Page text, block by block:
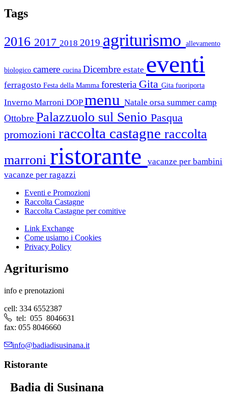
Tags
2016 2017 2018 2019 agriturismo allevamento
biologico camere cucina Dicembre estate eventi
ferragosto Festa della Mamma foresteria Gita Gita fuoriporta
Inverno Marroni DOPmenu Natale orsa summer camp
Ottobre Palazzuolo sul Senio Pasqua
promozioni raccolta castagne raccolta
marroni ristorante
vacanze per bambini
vacanze per ragazzi
Eventi e Promozioni
Raccolta Castagne
Raccolta Castagne per comitive
Link Exchange
Come usiamo i Cookies
Privacy Policy
Agriturismo
info e prenotazioni
cell: 334 6552387
tel: 055 8046631
fax: 055 8046660
info@badiadisusinana.it
Ristorante
Badia di Susinana